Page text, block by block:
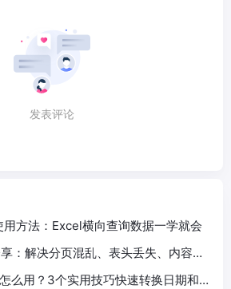
发表评论
用方法：Excel横向查询数据一学就会
：解决分页混乱、表头丢失、内容截
么用？3个实用技巧快速转换日期和数